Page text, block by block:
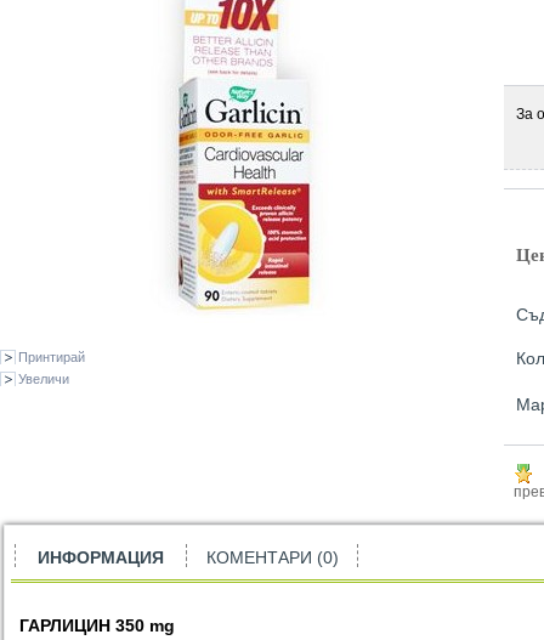
Принтирай
Увеличи
За
ИНФОРМАЦИЯ КОМЕНТАРИ (0)
ГАРЛИЦИН 350 mg